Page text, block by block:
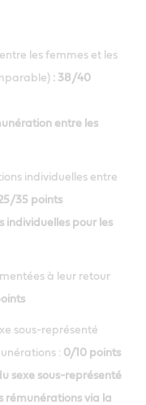
les femmes et les
: 38/40
entre les
individuelles entre
35 points
individuelles pour les
à leur retour
sous-représenté
: 0/10 points
sexe sous-représenté
rémunérations via la